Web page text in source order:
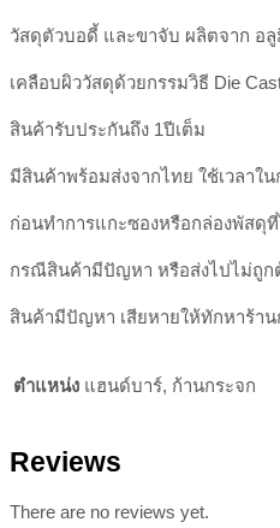
วัสดุตัวบอดี้ และขาจับ ผลิตจาก อลู
เคลือบผิววัสดุด้วยกรรมวิธี Die
สินค้ารับประกันถึง 1ปีเต็ม
มีสินค้าพร้อมส่งจากไทย ใช้เวลาใ
ก่อนทำการแกะซองหรือกล่องพัส
กรณีสินค้ามีปัญหา หรือส่งไปไม่ถูก
สินค้ามีปัญหา เสียหายให้ทักหาร้า
ตำแหน่ง แฮนด์บาร์, ก้านกระจก
Reviews
There are no reviews yet.